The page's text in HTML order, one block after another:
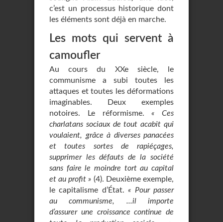
c’est un processus historique dont
les éléments sont déjà en marche.
Les mots qui servent à
camoufler
Au cours du XXe siècle, le
communisme a subi toutes les
attaques et toutes les déformations
imaginables. Deux exemples
notoires. Le réformisme.« Ces
charlatans sociaux de tout acabit qui
voulaient, grâce à diverses panacées
et toutes sortes de rapiéçages,
supprimer les défauts de la société
sans faire le moindre tort au capital
et au profit » (4). Deuxième exemple,
le capitalisme d’État.« Pour passer
au communisme, ...il importe
d’assurer une croissance continue de